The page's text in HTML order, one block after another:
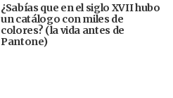
¿Sabías que en el siglo XVII hubo
un catálogo con miles de
colores? (la vida antes de
Pantone)